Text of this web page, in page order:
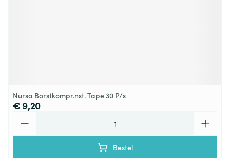
Nursa Borstkompr.nst. Tape 30 P/s
€ 9,20
Bestel